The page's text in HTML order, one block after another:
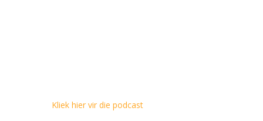
Kliek hier vir die podcast